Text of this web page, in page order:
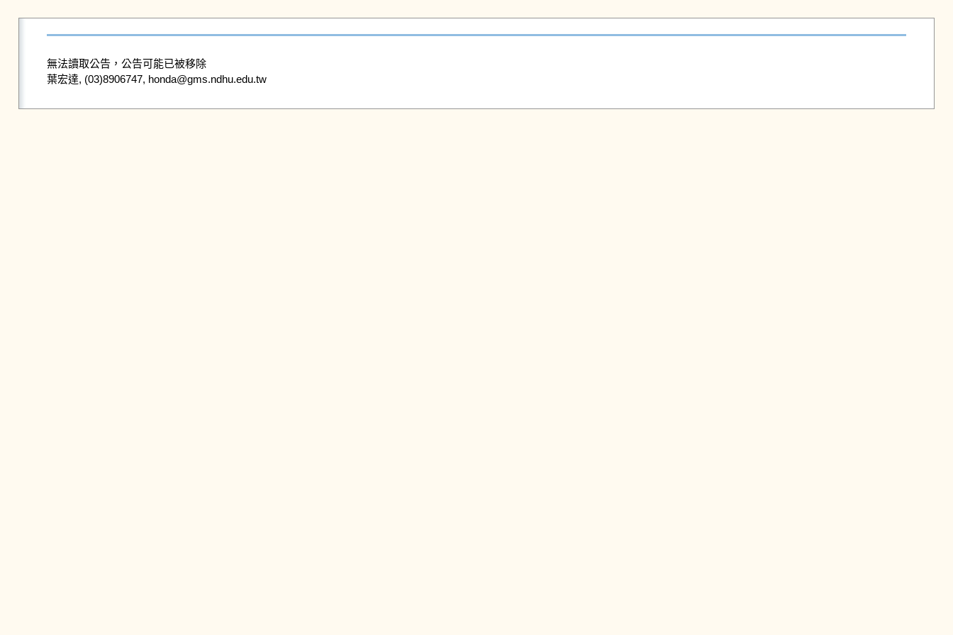
無法讀取公告，公告可能已被移除
葉宏達, (03)8906747, honda@gms.ndhu.edu.tw